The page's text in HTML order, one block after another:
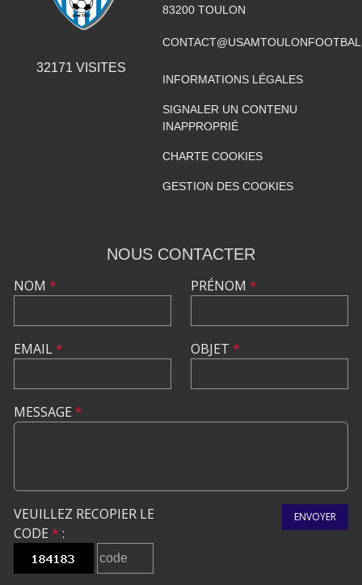
32171 VISITES
83200 TOULON
INFORMATIONS LÉGALES
SIGNALER UN CONTENU
INAPPROPRIÉ
CHARTE COOKIES
GESTION DES COOKIES
NOUS CONTACTER
NOM *
EMAIL*
PRÉNOM *
OBJET *
MESSAGE *
VEUILLEZ RECOPIER LE
CODE * :
ENVOYER